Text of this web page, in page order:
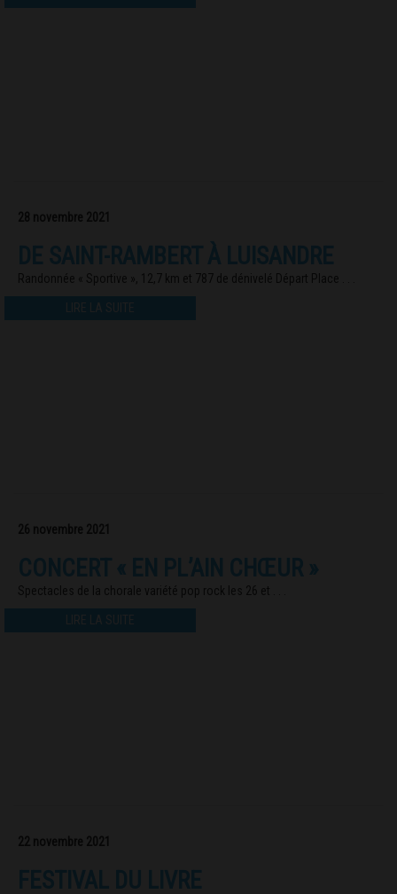
28 novembre 2021
Randonnée « Sportive », 12,7 km et 787 de dénivelé Départ Place . . .
26 novembre 2021
Spectacles de la chorale variété pop rock les 26 et . . .
22 novembre 2021